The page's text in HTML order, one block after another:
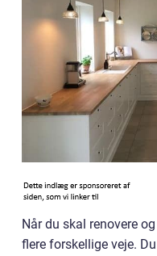
Når du skal renovere
flere forskellige veje.